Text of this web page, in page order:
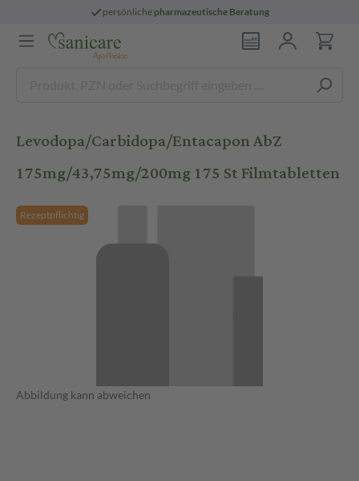
persönliche pharmazeutische Beratung
Levodopa/Carbidopa/Entacapon AbZ
175mg/43,75mg/200mg 175 St Filmtabletten
Rezeptpflichtig
Abbildung kann abweichen